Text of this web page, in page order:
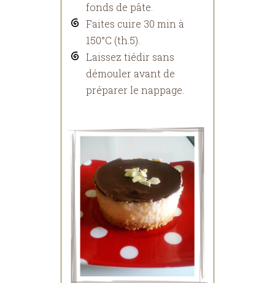
fonds de pâte.
Faites cuire 30 min à
150°C (th.5).
Laissez tiédir sans
démouler avant de
préparer le nappage.